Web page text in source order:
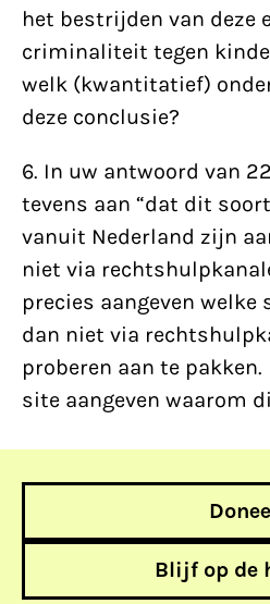
het bestrijden van deze
criminaliteit tegen
welk (kwantitatief)
deze conclusie?
6. In uw antwoord van
tevens aan “dat dit
vanuit Nederland zijn
niet via
precies aangeven welke
dan niet via
proberen aan te
site aangeven waarom
Blijf op de